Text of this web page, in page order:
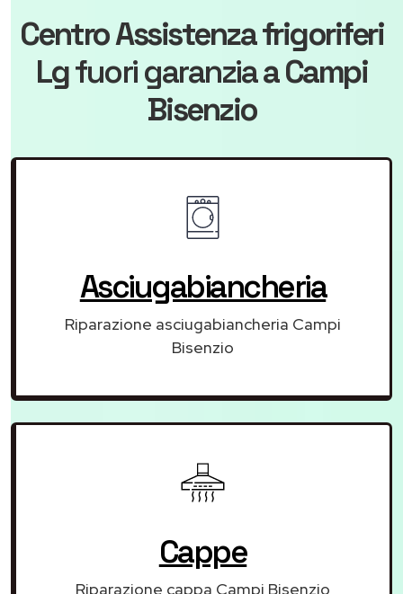
Centro Assistenza frigoriferi
Lgfuori garanziaa Campi
Bisenzio
Asciugabiancheria
Riparazione asciugabiancheria Campi
Bisenzio
Cappe
Riparazione cappa Campi Bisenzio